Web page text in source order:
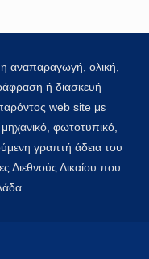
αναπαραγωγή, ολική,
ή διασκευή
web site με
φωτοτυπικό,
γραπτή άδεια του
Διεθνούς Δικαίου που